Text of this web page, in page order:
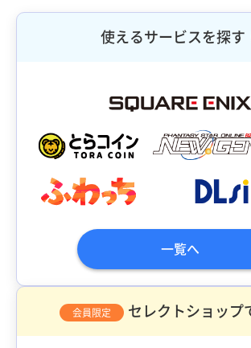
使えるサービスを探す
一覧へ
会員限定 セレクトショップ